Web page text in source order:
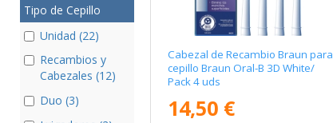
Tipo de Cepillo
Unidad (22)
Recambios y
Cabezales (12)
Duo (3)
Cabezal de Recambio Braun para
cepillo Braun Oral-B 3D White/
Pack 4 uds
14,50 €